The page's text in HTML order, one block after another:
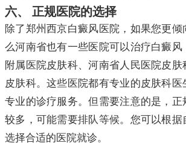
六、 正规医院的选择
除了郑州西京白癜风医院，如果您更倾
么河南省也有一些医院可以治疗白癜风
附属医院皮肤科、河南省人民医院皮
皮肤科。这些医院都有专业的皮肤科
专业的诊疗服务。但需要注意的是，
较多，可能需要排队等候。您可以根据
选择合适的医院就诊。